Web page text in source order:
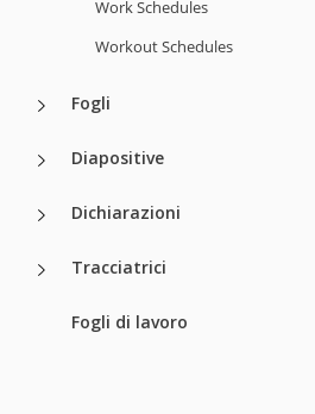
Work Schedules
Workout Schedules
Fogli
Diapositive
Dichiarazioni
Tracciatrici
Fogli di lavoro